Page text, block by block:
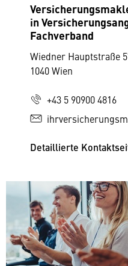
in
Fachverband
Wiedner Hauptstraße
1040 Wien
+43 5 90900 4816
Detaillierte